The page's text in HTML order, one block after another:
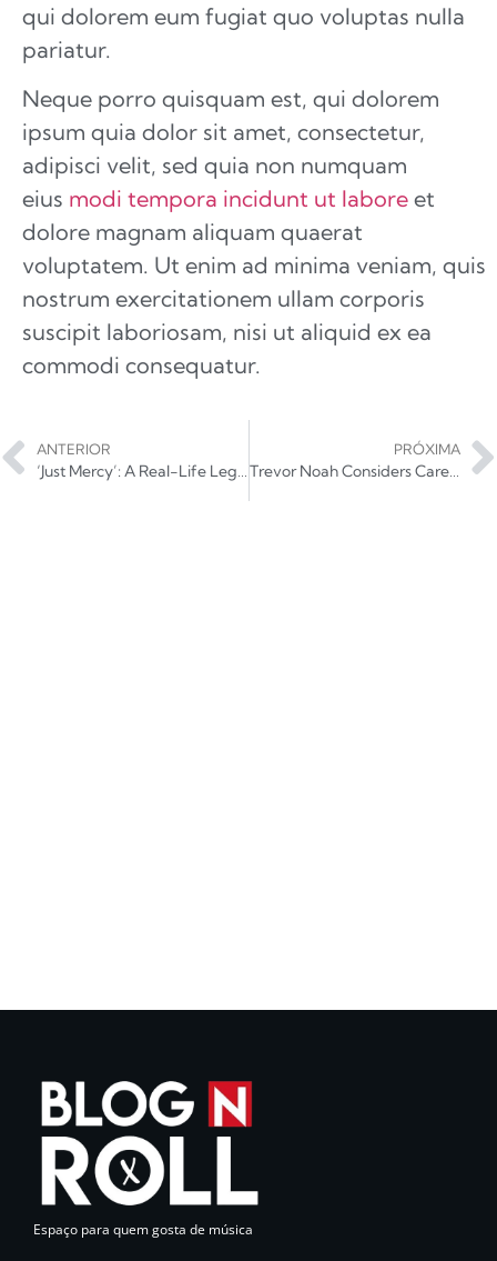
qui dolorem eum fugiat quo voluptas nulla
pariatur.
Neque porro quisquam est, qui dolorem
ipsum quia dolor sit amet, consectetur,
adipisci velit, sed quia non numquam
eius modi tempora incidunt ut labore et
dolore magnam aliquam quaerat
voluptatem. Ut enim ad minima veniam, quis
nostrum exercitationem ullam corporis
suscipit laboriosam, nisi ut aliquid ex ea
commodi consequatur.
ANTERIOR
‘Just Mercy’: A Real-Life Legal Drama About an American Hero
PRÓXIMA
Trevor Noah Considers Career Options for Prince Harry, Meghan Markle
Espaço para quem gosta de música